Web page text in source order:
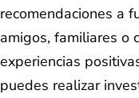
recomendaciones a
amigos, familiares o
experiencias
puedes realizar